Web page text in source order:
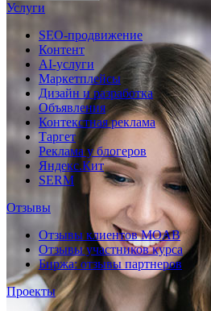
Услуги
SEO-продвижение
Контент
AI-услуги
Маркетплейсы
Дизайн и разработка
Объявления
Контекстная реклама
Таргет
Реклама у блогеров
Яндекс.Кит
SERM
Отзывы
Отзывы клиентов MOAB
Отзывы участников курса
Биржа: отзывы партнеров
Проекты